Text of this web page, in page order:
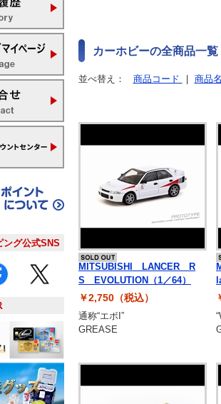
カーホビーの全商品一覧
並べ替え： 商品コード 商品名
MITSUBISHI LANCER R
S EVOLUTION（1／64）
￥2,750（税込）
通称“エボI”
GREASE
ング公式SNS